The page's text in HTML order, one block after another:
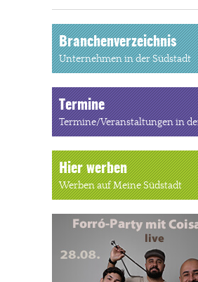
Branchenverzeichnis
Unternehmen in der Südstadt
Termine
Termine/Veranstaltungen in
Hier werben
Werben auf Meine Südstadt